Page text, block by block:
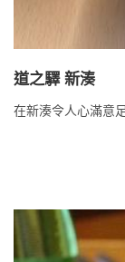
道之驛 新湊
在新湊令人心滿意